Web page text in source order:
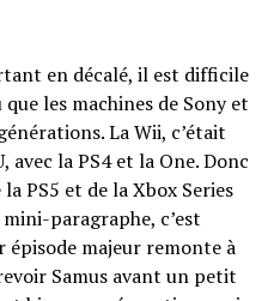
en décalé, il est difficile
les machines de Sony et
La Wii, c’était
avec la PS4 et la One. Donc
PS5 et de la Xbox Series
paragraphe, c’est
épisode majeur remonte à
Samus avant un petit